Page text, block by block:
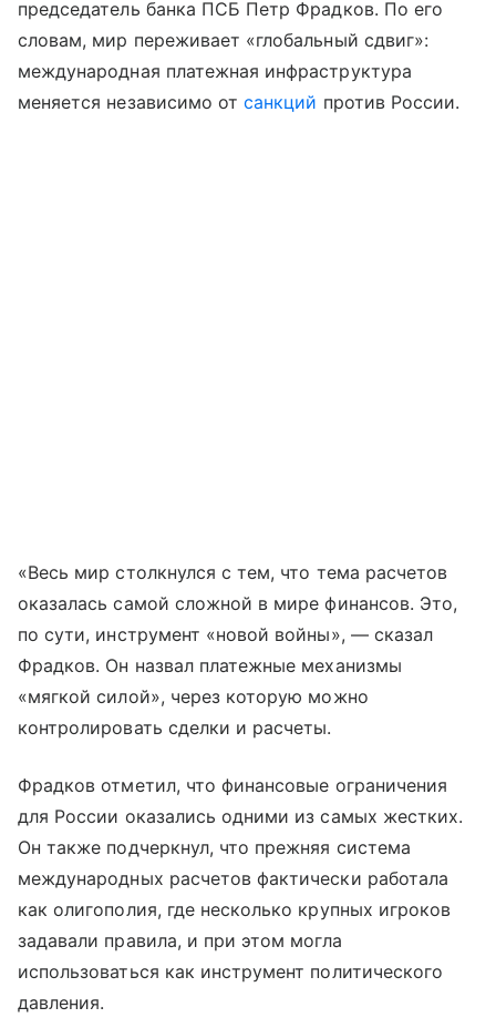
председатель банка ПСБ Петр Фрадков. По его
словам, мир переживает «глобальный сдвиг»:
международная платежная инфраструктура
меняется независимо отсанкций против России.
«Весь мир столкнулся с тем, что тема расчетов
оказалась самой сложной в мире финансов. Это,
по сути, инструмент «новой войны», — сказал
Фрадков. Он назвал платежные механизмы
«мягкой силой», через которую можно
контролировать сделки и расчеты.
Фрадков отметил, что финансовые ограничения
для России оказались одними из самых жестких.
Он также подчеркнул, что прежняя система
международных расчетов фактически работала
как олигополия, где несколько крупных игроков
задавали правила, и при этом могла
использоваться как инструмент политического
давления.